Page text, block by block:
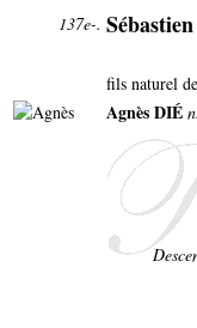
137e-.
fils naturel de
Agnès DIÉ